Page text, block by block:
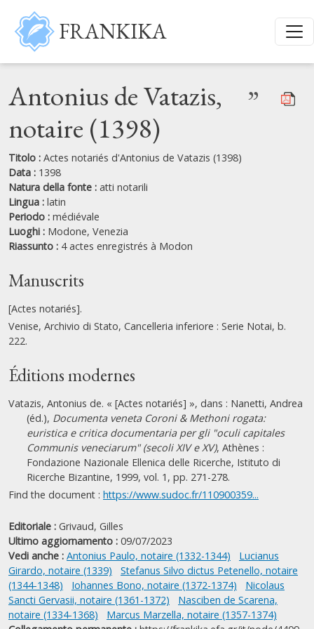
Salta al contenuto principale
FRANKIKA
Antonius de Vatazis,
notaire (1398)
”
Titolo : Actes notariés d'Antonius de Vatazis (1398)
Data : 1398
Natura della fonte : atti notarili
Lingua : latin
Periodo : médiévale
Luoghi : Modone, Venezia
Riassunto : 4 actes enregistrés à Modon
Manuscrits
[Actes notariés].
Venise, Archivio di Stato, Cancelleria inferiore : Serie Notai, b.
222.
Éditions modernes
Vatazis, Antonius de. « [Actes notariés] », dans : Nanetti, Andrea
(éd.), Documenta veneta Coroni & Methoni rogata:
euristica e critica documentaria per gli "oculi capitales
Communis veneciarum" (secoli XIV e XV), Athènes :
Fondazione Nazionale Ellenica delle Ricerche, Istituto di
Ricerche Bizantine, 1999, vol. 1, pp. 271-278.
Find the document : https://www.sudoc.fr/110900359...
Editoriale : Grivaud, Gilles
Ultimo aggiornamento : 09/07/2023
Vedi anche : Antonius Paulo, notaire (1332-1344)
Lucianus
Girardo, notaire (1339)
Stefanus Silvo dictus Petenello, notaire
(1344-1348)
Iohannes Bono, notaire (1372-1374)
Nicolaus
Sancti Gervasii, notaire (1361-1372)
Nasciben de Scarena,
notaire (1334-1368)
Marcus Marzella, notaire (1357-1374)